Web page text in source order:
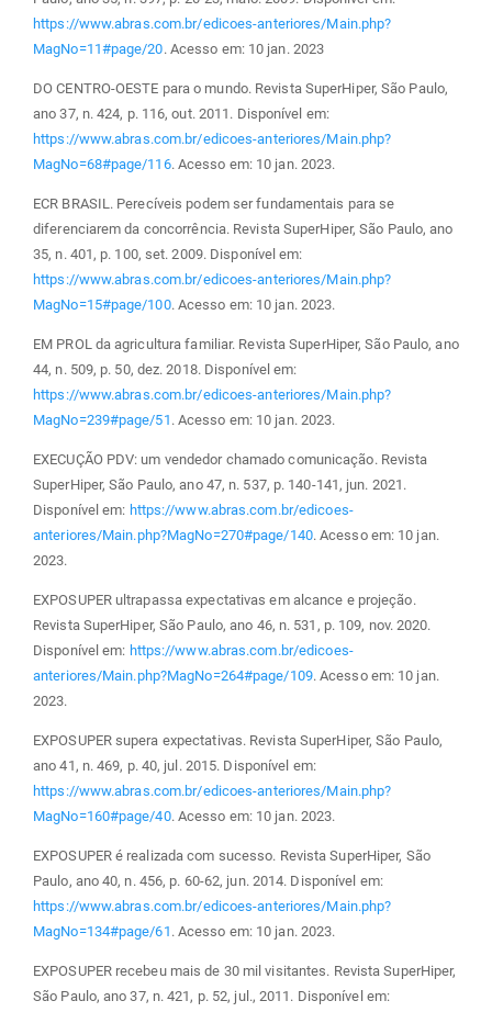
https://www.abras.com.br/edicoes-anteriores/Main.php?
MagNo=11#page/20. Acesso em: 10 jan. 2023
DO CENTRO-OESTE para o mundo. Revista SuperHiper, São Paulo,
ano 37, n. 424, p. 116, out. 2011. Disponível em:
https://www.abras.com.br/edicoes-anteriores/Main.php?
MagNo=68#page/116. Acesso em: 10 jan. 2023.
ECR BRASIL. Perecíveis podem ser fundamentais para se
diferenciarem da concorrência. Revista SuperHiper, São Paulo, ano
35, n. 401, p. 100, set. 2009. Disponível em:
https://www.abras.com.br/edicoes-anteriores/Main.php?
MagNo=15#page/100. Acesso em: 10 jan. 2023.
EM PROL da agricultura familiar. Revista SuperHiper, São Paulo, ano
44, n. 509, p. 50, dez. 2018. Disponível em:
https://www.abras.com.br/edicoes-anteriores/Main.php?
MagNo=239#page/51 . Acesso em: 10 jan. 2023.
EXECUÇÃO PDV: um vendedor chamado comunicação. Revista
SuperHiper, São Paulo, ano 47, n. 537, p. 140-141, jun. 2021.
Disponível em: https://www.abras.com.br/edicoes-
anteriores/Main.php?MagNo=270#page/140. Acesso em: 10 jan.
2023.
EXPOSUPER ultrapassa expectativas em alcance e projeção.
Revista SuperHiper, São Paulo, ano 46, n. 531, p. 109, nov. 2020.
Disponível em: https://www.abras.com.br/edicoes-
anteriores/Main.php?MagNo=264#page/109. Acesso em: 10 jan.
2023.
EXPOSUPER supera expectativas. Revista SuperHiper, São Paulo,
ano 41, n. 469, p. 40, jul. 2015. Disponível em:
https://www.abras.com.br/edicoes-anteriores/Main.php?
MagNo=160#page/40. Acesso em: 10 jan. 2023.
EXPOSUPER é realizada com sucesso. Revista SuperHiper, São
Paulo, ano 40, n. 456, p. 60-62, jun. 2014. Disponível em:
https://www.abras.com.br/edicoes-anteriores/Main.php?
MagNo=134#page/61 . Acesso em: 10 jan. 2023.
EXPOSUPER recebeu mais de 30 mil visitantes. Revista SuperHiper,
São Paulo, ano 37, n. 421, p. 52, jul., 2011. Disponível em: